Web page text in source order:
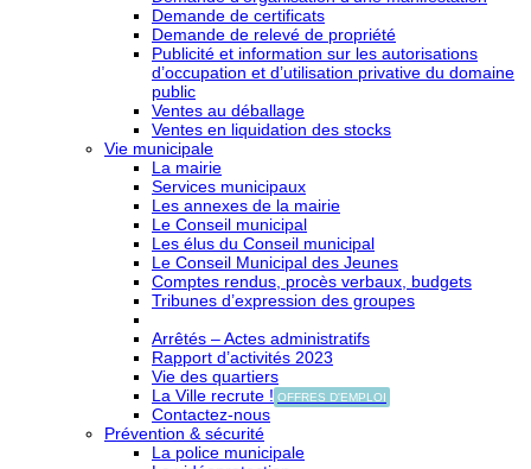
Demande de certificats
Demande de relevé de propriété
Publicité et information sur les autorisations
d’occupation et d’utilisation privative du domaine
public
Ventes au déballage
Ventes en liquidation des stocks
Vie municipale
La mairie
Services municipaux
Les annexes de la mairie
Le Conseil municipal
Les élus du Conseil municipal
Le Conseil Municipal des Jeunes
Comptes rendus, procès verbaux, budgets
Tribunes d’expression des groupes
Arrêtés – Actes administratifs
Rapport d’activités 2023
Vie des quartiers
La Ville recrute ! OFFRES D'EMPLOI
Contactez-nous
Prévention & sécurité
La police municipale